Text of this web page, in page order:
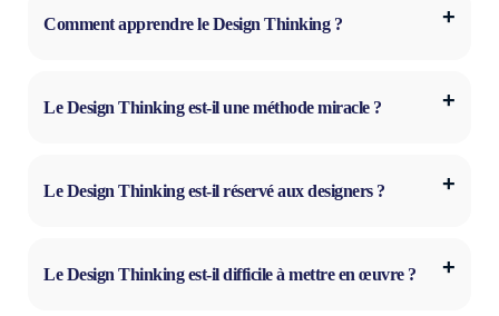
Comment apprendre le Design Thinking ?
Le Design Thinking est-il une méthode miracle ?
Le Design Thinking est-il réservé aux designers ?
Le Design Thinking est-il difficile à mettre en œuvre ?